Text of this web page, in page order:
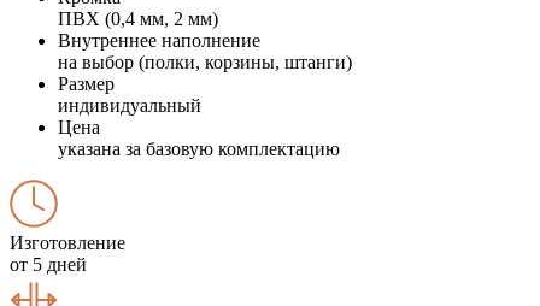
ПВХ (0,4 мм, 2 мм)
Внутреннее наполнение
на выбор (полки, корзины, штанги)
Размер
индивидуальный
Цена
указана за базовую комплектацию
Изготовление
от 5 дней